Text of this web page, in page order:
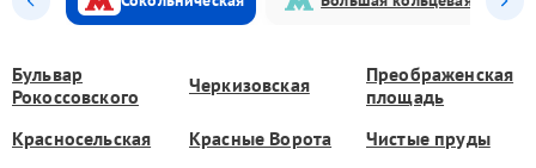
Бульвар
Рокоссовского
Черкизовская
Преображенская
площадь
Красносельская
Красные Ворота Чистые пруды